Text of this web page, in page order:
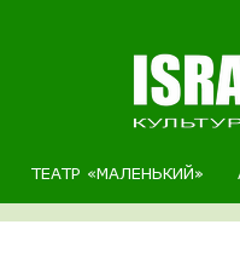
ТЕАТР «МАЛЕНЬКИЙ»